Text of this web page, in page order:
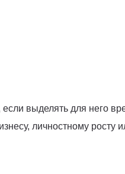
выделять для него
личностному росту